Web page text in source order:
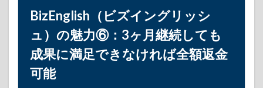
BizEnglish（ビズイングリッシ
ュ）の魅力⑥：3ヶ月継続しても
成果に満足できなければ全額返金
可能